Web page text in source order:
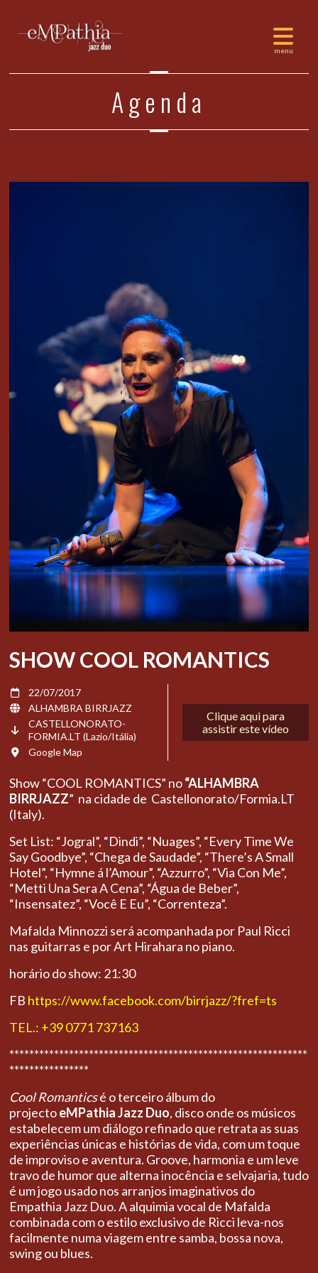
Agenda
SHOW COOL ROMANTICS
22/07/2017
ALHAMBRA BIRRJAZZ
CASTELLONORATO-
FORMIA.LT (Lazio/Itália)
Google Map
Clique aqui para
assistir este vídeo
Show “COOL ROMANTICS” no“ALHAMBRA
BIRRJAZZ” na cidade de Castellonorato/Formia.LT
(Italy).
Set List: “Jogral”, “Dindi”, “Nuages”, “Every Time We
Say Goodbye”, “Chega de Saudade”, “There’s A Small
Hotel”, “Hymne á l’Amour”, “Azzurro”, “Via Con Me”,
“Metti Una Sera A Cena”, “Água de Beber”,
“Insensatez”, “Você E Eu”, “Correnteza”.
Mafalda Minnozzi será acompanhada por Paul Ricci
nas guitarras e por Art Hirahara no piano.
horário do show: 21:30
FB https://www.facebook.com/birrjazz/?fref=ts
TEL.: +39 0771 737163
************************************************************
****************
Cool Romanticsé o terceiro álbum do
projectoeMPathia Jazz Duo, disco onde os músicos
estabelecem um diálogo refinado que retrata as suas
experiências únicas e histórias de vida, com um toque
de improviso e aventura. Groove, harmonia e um leve
travo de humor que alterna inocência e selvajaria, tudo
é um jogo usado nos arranjos imaginativos do
Empathia Jazz Duo. A alquimia vocal de Mafalda
combinada com o estilo exclusivo de Ricci leva-nos
facilmente numa viagem entre samba, bossa nova,
swing ou blues.